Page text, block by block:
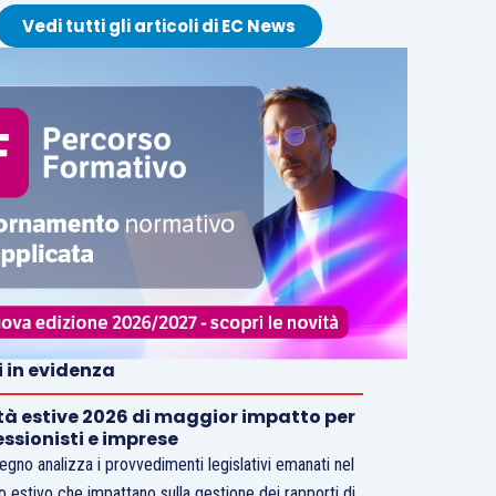
Vedi tutti gli articoli di EC News
in evidenza
estive 2026 di maggior impatto per
e imprese
analizza i provvedimenti legislativi emanati nel